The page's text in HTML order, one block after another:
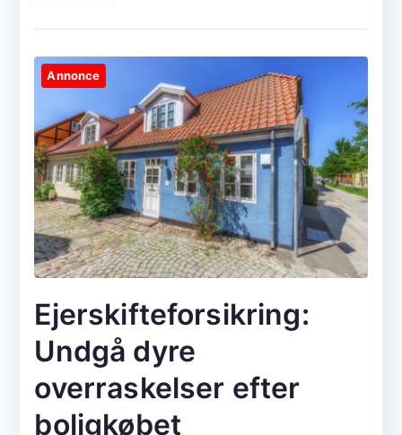
Annonce
Ejerskifteforsikring:
Undgå dyre
overraskelser efter
boligkøbet